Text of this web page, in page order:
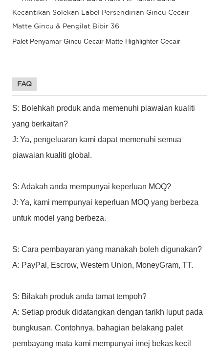
Palet Penyamar Gincu Cecair Matte Highlighter Cecair
FAQ
S: Bolehkah produk anda memenuhi piawaian kualiti
yang berkaitan?
J: Ya, pengeluaran kami dapat memenuhi semua
piawaian kualiti global.
S: Adakah anda mempunyai keperluan MOQ?
J: Ya, kami mempunyai keperluan MOQ yang berbeza
untuk model yang berbeza.
S: Cara pembayaran yang manakah boleh digunakan?
A: PayPal, Escrow, Western Union, MoneyGram, TT.
S: Bilakah produk anda tamat tempoh?
A: Setiap produk didatangkan dengan tarikh luput pada
bungkusan. Contohnya, bahagian belakang palet
pembayang mata kami mempunyai imej bekas kecil